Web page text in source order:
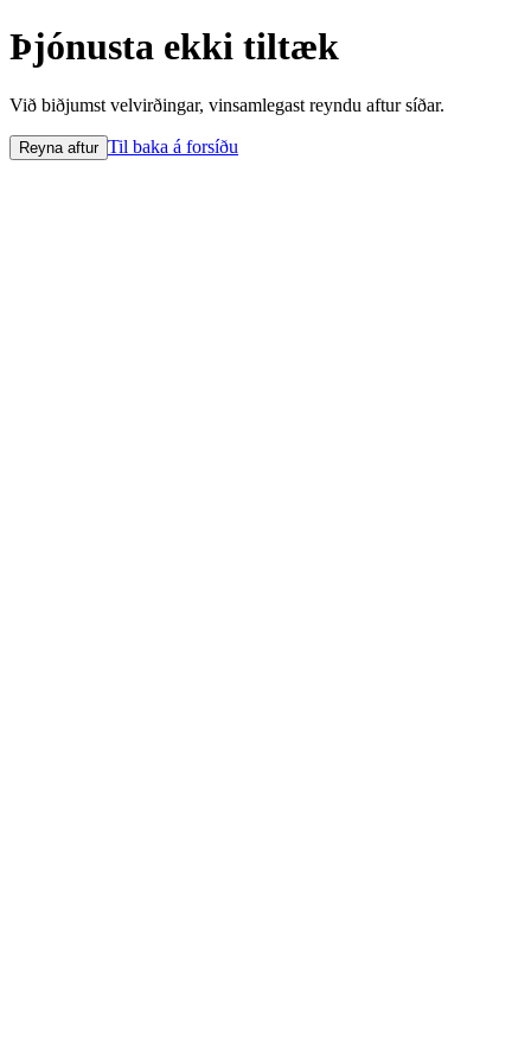
Þjónusta ekki tiltæk
Við biðjumst velvirðingar, vinsamlegast reyndu aftur síðar.
Reyna aftur Til baka á forsíðu